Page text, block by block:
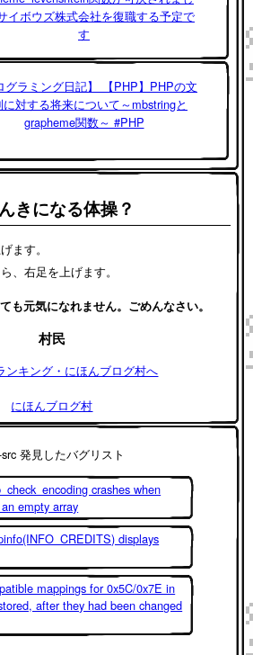
イボウズ株式会社を復職する予定で
す
グラミング日記】 【PHP】PHPの文
に対する将来について～mbstringと
grapheme関数～ #PHP
きになる体操？
ます。
、右足を上げます。
も元気になれません。ごめんなさい。
村民
にほんブログ村
発見したバグリスト
crashes when
empty array
displays
mappings for 0x5C/0x7E in
after they had been changed